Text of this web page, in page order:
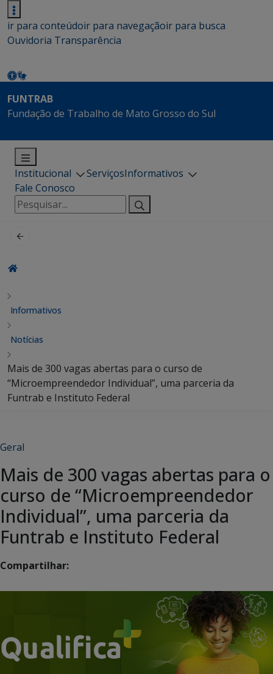
ir para conteúdoir para navegaçãoir para busca
Ouvidoria Transparência
FUNTRAB
Fundação de Trabalho de Mato Grosso do Sul
Institucional ServiçosInformativos
Fale Conosco
Pesquisar
por:
Informativos
Notícias
Mais de 300 vagas abertas para o curso de
“Microempreendedor Individual”, uma parceria da
Funtrab e Instituto Federal
Geral
Mais de 300 vagas abertas para o
curso de “Microempreendedor
Individual”, uma parceria da
Funtrab e Instituto Federal
Compartilhar: